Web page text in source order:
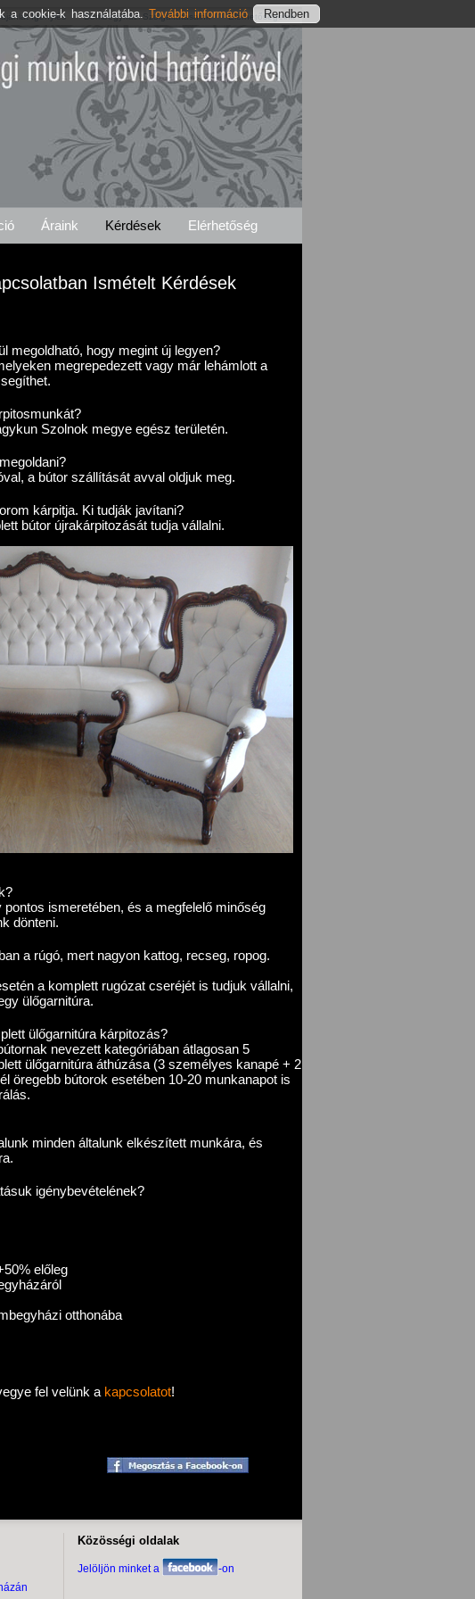
Igénylés Dombegyházi Szolgáltatásaink Elérhetőségeink
Áraink Kérdések Elérhetőség
Ismételt Kérdések
megoldható, hogy megint új legyen?
megrepedezett vagy már lehámlott a
Szolnok megye egész területén.
a bútor szállítását avval oldjuk meg.
kárpitja. Ki tudják javítani?
bútor újrakárpitozását tudja vállalni.
ismeretében, és a megfelelő minőség
dönteni.
a rúgó, mert nagyon kattog, recseg, ropog.
a komplett rugózat cseréjét is tudjuk vállalni,
ülőgarnitúra.
ülőgarnitúra kárpitozás?
nevezett kategóriában átlagosan 5
ülőgarnitúra áthúzása (3 személyes kanapé + 2
öregebb bútorok esetében 10-20 munkanapot is
minden általunk elkészített munkára, és
igénybevételének?
előleg
otthonába
fel velünk a kapcsolatot!
Közösségi oldalak
Jelöljön minket a -on
a cookie-k használatába. További információ